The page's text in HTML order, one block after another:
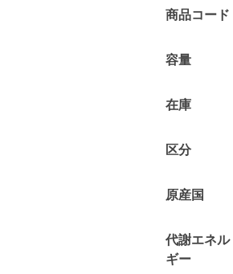
商品コード
容量
在庫
区分
原産国
代謝エネル
ギー